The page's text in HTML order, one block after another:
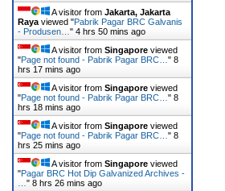
A visitor from Jakarta, Jakarta
Raya viewed "Pabrik Pagar BRC Galvanis
- Produsen… " 4 hrs 50 mins ago
A visitor from Singapore viewed
"Page not found - Pabrik Pagar BRC… " 8
hrs 17 mins ago
A visitor from Singapore viewed
"Page not found - Pabrik Pagar BRC… " 8
hrs 18 mins ago
A visitor from Singapore viewed
"Page not found - Pabrik Pagar BRC… " 8
hrs 25 mins ago
A visitor from Singapore viewed
"Pagar BRC Hot Dip Galvanized Archives -
" 8 hrs 26 mins ago